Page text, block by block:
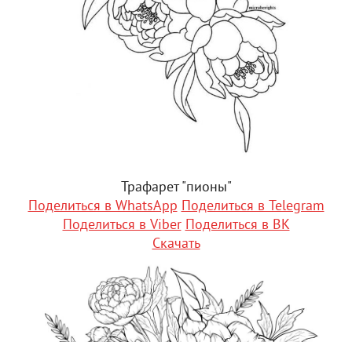
Трафарет "пионы"
Поделиться в WhatsApp Поделиться в Telegram
Поделиться в Viber Поделиться в ВК
Скачать